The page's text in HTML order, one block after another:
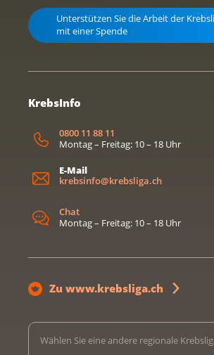
Unterstützen Sie die Arbeit der
mit einer Spende
KrebsInfo
0800 11 88 11
Montag – Freitag: 10 – 18 Uhr
E-Mail
krebsinfo@krebsliga.ch
Chat
Montag – Freitag: 10 – 18 Uhr
Zu www.krebsliga.ch
Wählen Sie eine andere regionale